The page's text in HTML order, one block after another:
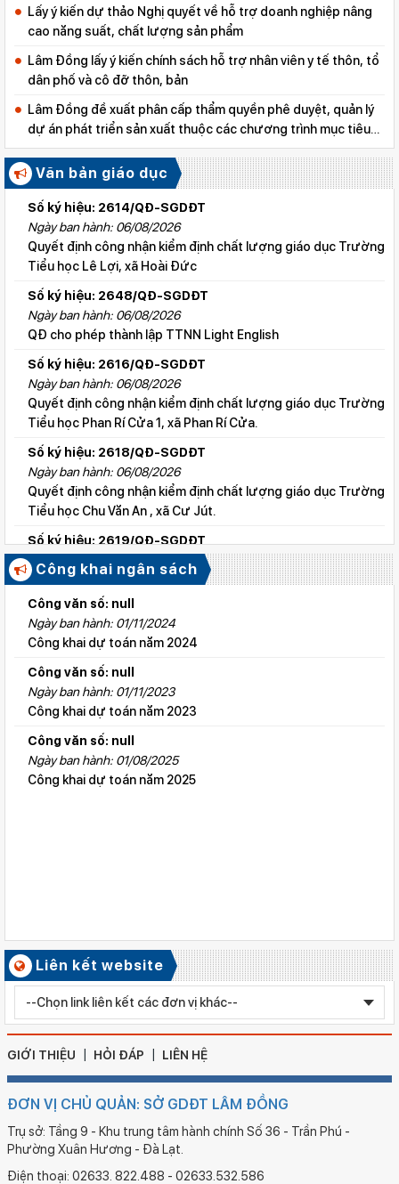
Lấy ý kiến dự thảo Nghị quyết về hỗ trợ doanh nghiệp nâng
cao năng suất, chất lượng sản phẩm
Lâm Đồng lấy ý kiến chính sách hỗ trợ nhân viên y tế thôn, tổ
dân phố và cô đỡ thôn, bản
Lâm Đồng đề xuất phân cấp thẩm quyền phê duyệt, quản lý
dự án phát triển sản xuất thuộc các chương trình mục tiêu
quốc gia
Văn bản giáo dục
Số ký hiệu: 2614/QĐ-SGDĐT
Ngày ban hành: 06/08/2026
Quyết định công nhận kiểm định chất lượng giáo dục Trường
Tiểu học Lê Lợi, xã Hoài Đức
Số ký hiệu: 2648/QĐ-SGDĐT
Ngày ban hành: 06/08/2026
QĐ cho phép thành lập TTNN Light English
Số ký hiệu: 2616/QĐ-SGDĐT
Ngày ban hành: 06/08/2026
Quyết định công nhận kiểm định chất lượng giáo dục Trường
Tiểu học Phan Rí Cửa 1, xã Phan Rí Cửa.
Số ký hiệu: 2618/QĐ-SGDĐT
Ngày ban hành: 06/08/2026
Quyết định công nhận kiểm định chất lượng giáo dục Trường
Tiểu học Chu Văn An , xã Cư Jút.
Số ký hiệu: 2619/QĐ-SGDĐT
Ngày ban hành: 06/08/2026
Quyết định công nhận kiểm định chất lượng giáo dục Trường
Tiểu học Lý Tự Trọng , xã Cư Jút.
Số ký hiệu: 2615/QĐ-SGDĐT
Ngày ban hành: 06/08/2026
Quyết định công nhận kiểm định chất lượng giáo dục Trường
Tiểu học Nguyễn Bỉnh Khiêm, xã Đức linh.
Số ký hiệu: 2647/QĐ-SGDĐT
Ngày ban hành: 06/08/2026
QĐ cho phép thành lập TTNN-TH Anh Việt
Số ký hiệu: 2617/QĐ-SGDĐT
Số ký hiệu: 2577/QĐ-SGDĐT
Ngày ban hành: 05/08/2026
Chỉnh sửa bằng TN THPT LÊ HUỲNH NHƯ HẬU
Công khai ngân sách
Công văn số: null
Ngày ban hành: 01/11/2024
Công khai dự toán năm 2024
Công văn số: null
Ngày ban hành: 01/11/2023
Công khai dự toán năm 2023
Công văn số: null
Ngày ban hành: 01/08/2025
Công khai dự toán năm 2025
Liên kết website
GIỚI THIỆU HỎI ĐÁP LIÊN HỆ
ĐƠN VỊ CHỦ QUẢN: SỞ GDĐT LÂM ĐỒNG
Trụ sở: Tầng 9 - Khu trung tâm hành chính Số 36 - Trần Phú -
Phường Xuân Hương - Đà Lạt.
Điện thoại: 02633. 822.488 - 02633.532.586